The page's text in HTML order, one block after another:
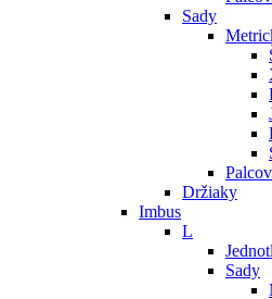
Sady
Držiaky
Imbus
L
Sady